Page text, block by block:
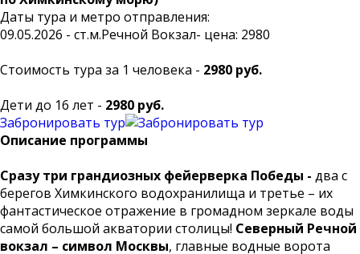
Даты тура и метро отправления:
09.05.2026 - ст.м.Речной Вокзал- цена: 2980
Стоимость тура за 1 человека - 2980 руб.
Дети до 16 лет - 2980 руб.
Забронировать тур
Описание программы
Сразу три грандиозных фейерверка Победы - два с
берегов Химкинского водохранилища и третье – их
фантастическое отражение в громадном зеркале воды
самой большой акватории столицы! Северный Речной
вокзал – символ Москвы, главные водные ворота